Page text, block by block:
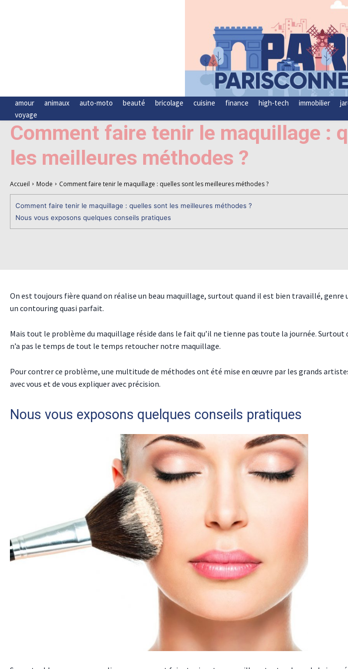
amour animaux auto-moto beauté bricolage cuisine finance high-tech immobilier
voyage
Comment faire tenir le maquillage :
les meilleures méthodes ?
Accueil Mode Comment faire tenir le maquillage : quelles sont les meilleures méthodes ?
Comment faire tenir le maquillage : quelles sont les meilleures méthodes ?
Nous vous exposons quelques conseils pratiques
On est toujours fière quand on réalise un beau maquillage, surtout quand il est bien travaillé, genre
un contouring quasi parfait.
Mais tout le problème du maquillage réside dans le fait qu’il ne tienne pas toute la journée. Surtout
n’a pas le temps de tout le temps retoucher notre maquillage.
Pour contrer ce problème, une multitude de méthodes ont été mise en œuvre par les grands
avec vous et de vous expliquer avec précision.
Nous vous exposons quelques conseils pratiques